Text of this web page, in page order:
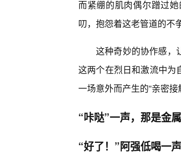
而紧绷的肌肉偶尔蹭过
叨，抱怨着这老管道的不
这种奇妙的协作感，
这两个在烈日和激流中为
一场意外而产生的“亲密接
“咔哒”一声，那是金
“好了！”阿强低喝一声